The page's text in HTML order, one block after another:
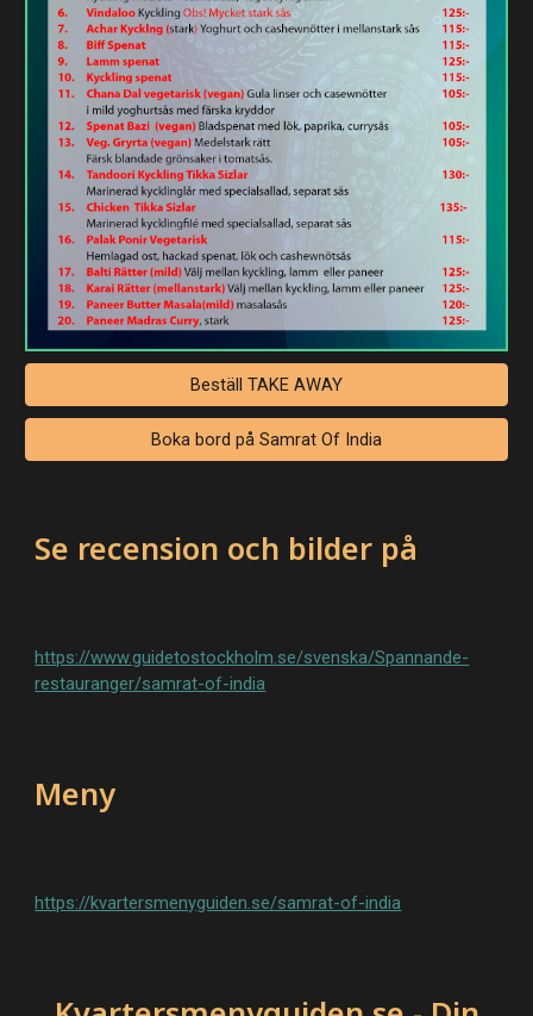
Beställ TAKE AWAY
Boka bord på Samrat Of India
Se recension och bilder på
https://www.guidetostockholm.se/svenska/Spannande-
restauranger/samrat-of-india
Meny
https://kvartersmenyguiden.se/samrat-of-india